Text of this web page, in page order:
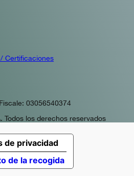
Certificaciones
03056540374
Todos los derechos reservados
de la recogida
de privacidad